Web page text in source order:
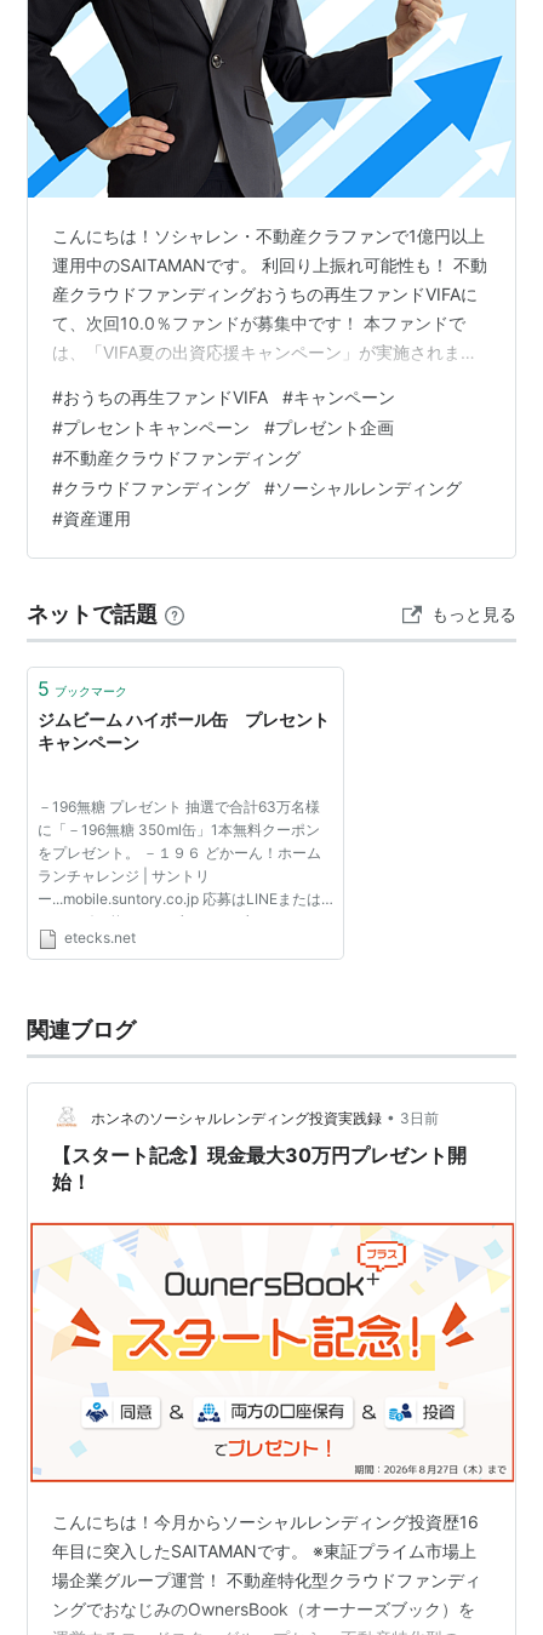
こんにちは！ソシャレン・不動産クラファンで1億円以上
運用中のSAITAMANです。 利回り上振れ可能性も！ 不動
産クラウドファンディングおうちの再生ファンドVIFAに
て、次回10.0％ファンドが募集中です！ 本ファンドで
は、「VIFA夏の出資応援キャンペーン」が実施されま
募集金額：優先出資分6,300万円（劣後出資分2,100
万）・募集方式：先着方式・募集期間：2026/08/01
10:00~2026/08/28 18:00・運用期間：
2026/09/01~2027/04/30（8か月）・想定利回り：
10.00%（年利・税込み）・最低出資…
#おうちの再生ファンドVIFA #キャンペーン
#プレセントキャンペーン #プレゼント企画
#不動産クラウドファンディング
#クラウドファンディング #ソーシャルレンディング
#資産運用
ネットで話題 もっと見る
5 ブックマーク
ジムビーム ハイボール缶 プレセント
キャンペーン
－196無糖 プレゼント 抽選で合計63万名様
に「－196無糖 350ml缶」1本無料クーポン
をプレゼント。 －１９６ どかーん！ホーム
ランチャレンジ | サントリ
ー...mobile.suntory.co.jp 応募はLINEまたはX
から。引き換えはセブン-イレブン、ミニス
トップ、セイコーマートから。 ■応募期間：
etecks.net
関連ブログ
ホンネのソーシャルレンディング投資実践録 • 3日前
【スタート記念】現金最大30万円プレゼント開
始！
こんにちは！今月からソーシャルレンディング投資歴16
年目に突入したSAITAMANです。 ※東証プライム市場上
場企業グループ運営！ 不動産特化型クラウドファンディ
ングでおなじみのOwnersBook（オーナーズブック）を